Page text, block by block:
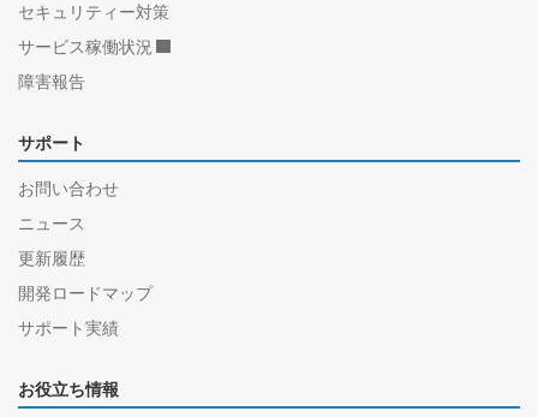
セキュリティー対策
サービス稼働状況
障害報告
サポート
お問い合わせ
ニュース
更新履歴
開発ロードマップ
サポート実績
お役立ち情報